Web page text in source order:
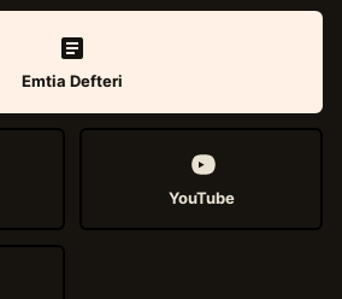
Emtia Defteri
YouTube